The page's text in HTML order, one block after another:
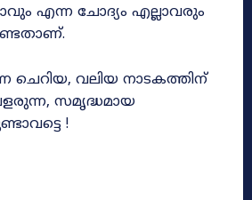
എന്ന ചോദ്യം എല്ലാവരും
ചെറിയ, വലിയ നാടകത്തിന്
സമൃദ്ധമായ
!